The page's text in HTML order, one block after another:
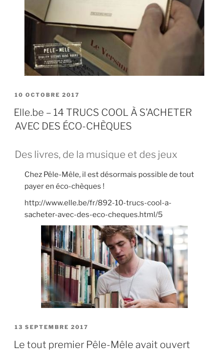
PUBLIÉ
10 OCTOBRE 2017
Elle.be – 14 TRUCS COOL À S’ACHETER
AVEC DES ÉCO-CHÈQUES
Des livres, de la musique et des jeux
Chez Pêle-Mêle, il est désormais possible de tout
payer en éco-chèques !
http://www.elle.be/fr/892-10-trucs-cool-a-
sacheter-avec-des-eco-cheques.html/5
PUBLIÉ
13 SEPTEMBRE 2017
Le tout premier Pêle-Mêle avait ouvert